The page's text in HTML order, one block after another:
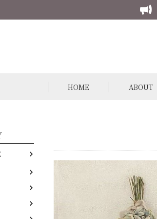
HOME ABOUT